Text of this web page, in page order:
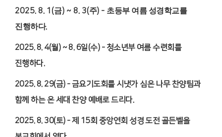
2025. 8. 1(금) ~ 8. 3(주) - 초등부 여름 성경학교를
진행하다.
2025. 8. 4(월 ) ~ 8. 6일(수) - 청소년부 여름 수련회를
진행하다.
2025. 8. 29(금) -금요기도회를 시냇가 심은 나무 찬양팀과
함께 하는 온 세대 찬양 예배로 드리다.
2025. 8. 30(토) -제 15회 중앙연회 성경 도전 골든벨을